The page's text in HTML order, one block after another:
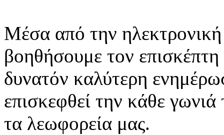
Μέσα από την ηλεκτρονική
βοηθήσουμε τον
δυνατόν καλύτερη
επισκεφθεί την κάθε
τα λεωφορεία μας.